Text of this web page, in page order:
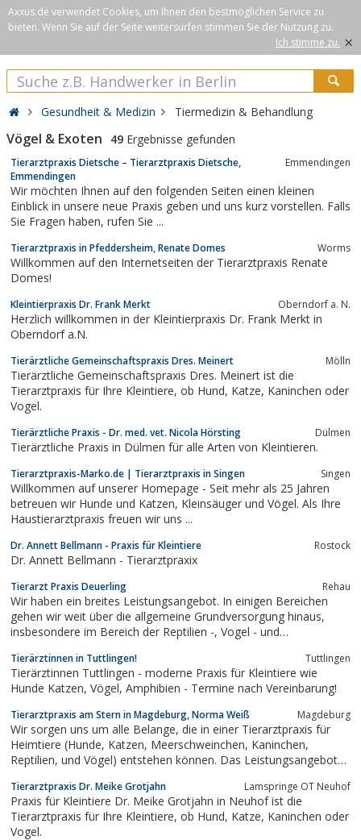
Axxus.de verwendet Cookies, um Ihnen den bestmöglichen Service zu
bieten. Wenn Sie auf der Seite weitersurfen stimmen Sie der Nutzung zu.
Ich stimme zu. ×
Gesundheit & Medizin Tiermedizin & Behandlung
Vögel & Exoten 49 Ergebnisse gefunden
Tierarztpraxis Dietsche – Tierarztpraxis Dietsche,
Emmendingen
Emmendingen
Wir möchten Ihnen auf den folgenden Seiten einen kleinen
Einblick in unsere neue Praxis geben und uns kurz vorstellen. Falls
Sie Fragen haben, rufen Sie ...
Tierarztpraxis in Pfeddersheim, Renate Domes Worms
Willkommen auf den Internetseiten der Tierarztpraxis Renate
Domes!
Kleintierpraxis Dr. Frank Merkt Oberndorf a. N.
Herzlich willkommen in der Kleintierpraxis Dr. Frank Merkt in
Oberndorf a.N.
Tierärztliche Gemeinschaftspraxis Dres. Meinert Mölln
Tierärztliche Gemeinschaftspraxis Dres. Meinert ist die
Tierarztpraxis für Ihre Kleintiere, ob Hund, Katze, Kaninchen oder
Vogel.
Tierärztliche Praxis - Dr. med. vet. Nicola Hörsting Dülmen
Tierärztliche Praxis in Dülmen für alle Arten von Kleintieren.
Tierarztpraxis-Marko.de | Tierarztpraxis in Singen Singen
Willkommen auf unserer Homepage - Seit mehr als 25 Jahren
betreuen wir Hunde und Katzen, Kleinsäuger und Vögel. Als Ihre
Haustierarztpraxis freuen wir uns ...
Dr. Annett Bellmann - Praxis für Kleintiere Rostock
Dr. Annett Bellmann - Tierarztpraxix
Tierarzt Praxis Deuerling Rehau
Wir haben ein breites Leistungsangebot. In einigen Bereichen
gehen wir weit über die allgemeine Grundversorgung hinaus,
insbesondere im Bereich der Reptilien -, Vogel - und
Untersuchung wird in einem ausführlichen Gespräch mit Ihnen,
dem Kunden, die Therapie...
Tierärztinnen in Tuttlingen! Tuttlingen
Tierärztinnen Tuttlingen - moderne Praxis für Kleintiere wie
Hunde Katzen, Vögel, Amphibien - Termine nach Vereinbarung!
Tierarztpraxis am Stern in Magdeburg, Norma Weiß Magdeburg
Wir sorgen uns um alle Belange, die in einer Tierarztpraxis für
Heimtiere (Hunde, Katzen, Meerschweinchen, Kaninchen,
Reptilien, und Vögel) entstehen können. Das Leistungsangebot
der modernen Tiermedizin.
Tierarztpraxis Dr. Meike Grotjahn Lamspringe OT Neuhof
Praxis für Kleintiere Dr. Meike Grotjahn in Neuhof ist die
Tierarztpraxis für Ihre Kleintiere, ob Hund, Katze, Kaninchen oder
Vogel.